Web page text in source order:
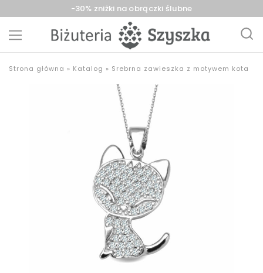
-30% zniżki na obrączki ślubne
Szyszka
z
Strona główna » Katalog » Srebrna zawieszka z motywem kota